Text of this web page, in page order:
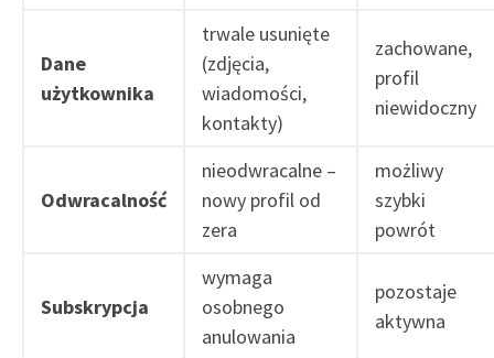
Dane
użytkownika
trwale usunięte
(zdjęcia,
wiadomości,
kontakty)
zachowane,
profil
niewidoczny
Odwracalność
nieodwracalne –
nowy profil od
zera
możliwy
szybki
powrót
Subskrypcja
wymaga
osobnego
anulowania
pozostaje
aktywna